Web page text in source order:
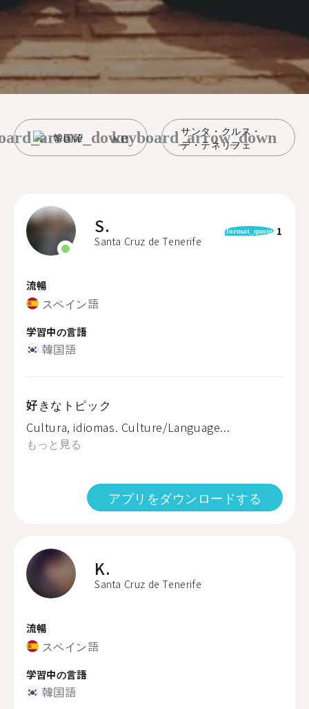
韓国語
サンタ・クルス・
デ・テネリフェ
keyboard_arrow_down
S.
Santa Cruz de Tenerife
format_quote 1
流暢
スペイン語
学習中の言語
韓国語
好きなトピック
Cultura, idiomas. Culture/Language...
もっと見る
アプリをダウンロードする
K.
Santa Cruz de Tenerife
流暢
スペイン語
学習中の言語
韓国語